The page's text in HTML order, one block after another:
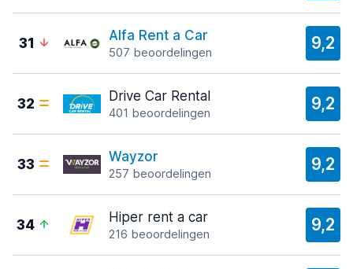
31 Alfa Rent a Car
507 beoordelingen 9,2
32 Drive Car Rental
401 beoordelingen 9,2
33 Wayzor
257 beoordelingen 9,2
34 Hiper rent a car
216 beoordelingen 9,2